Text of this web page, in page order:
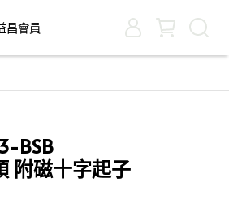
昌會員
BSB
附磁十字起子